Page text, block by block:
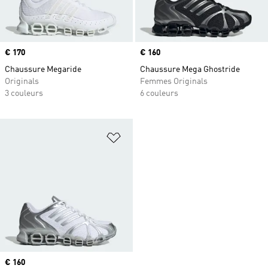
Prix
€ 170
Chaussure Megaride
Originals
3 couleurs
Prix
€ 160
Chaussure Mega Ghostride
Femmes Originals
6 couleurs
Prix
€ 160